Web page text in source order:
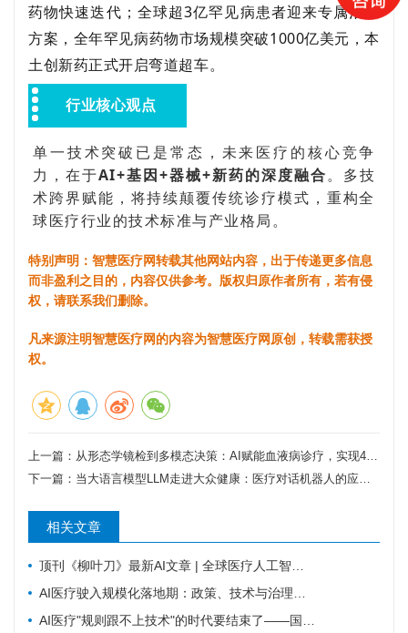
药物快速迭代；全球超3亿罕见病患者迎来专属治疗
方案，全年罕见病药物市场规模突破1000亿美元，本
土创新药正式开启弯道超车。
行业核心观点
单一技术突破已是常态，未来医疗的核心竞争
力，在于AI+基因+器械+新药的深度融合。多技
术跨界赋能，将持续颠覆传统诊疗模式，重构全
球医疗行业的技术标准与产业格局。
特别声明：智慧医疗网转载其他网站内容，出于传递更多信息
而非盈利之目的，内容仅供参考。版权归原作者所有，若有侵
权，请联系我们删除。
凡来源注明智慧医疗网的内容为智慧医疗网原创，转载需获授
权。
上一篇： 从形态学镜检到多模态决策：AI赋能血液病诊疗，实现4小时内精准定策
下一篇： 当大语言模型LLM走进大众健康：医疗对话机器人的应用现状、风险与未来方向
相关文章
顶刊《柳叶刀》最新AI文章 | 全球医疗人工智能进展：应对医护人力危机的战略必需
AI医疗驶入规模化落地期：政策、技术与治理的三重协奏
AI医疗"规则跟不上技术"的时代要结束了——国家中试基地首次把治理摆上台面